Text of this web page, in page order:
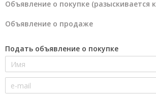
Объявление о покупке (разыскивается
Объявление о продаже
Подать объявление о покупке